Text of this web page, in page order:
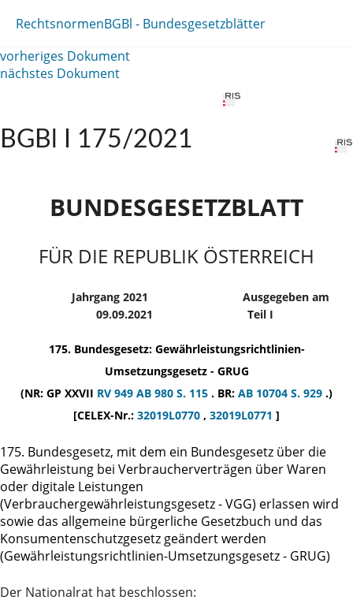
RechtsnormenBGBl - Bundesgesetzblätter
vorheriges Dokument
nächstes Dokument
BGBl I 175/2021
BUNDESGESETZBLATT
FÜR DIE REPUBLIK ÖSTERREICH
Jahrgang 2021
Ausgegeben am
09.09.2021
Teil I
175. Bundesgesetz: Gewährleistungsrichtlinien-
Umsetzungsgesetz - GRUG
(NR: GP XXVII RV 949 AB 980 S. 115 . BR: AB 10704 S. 929 .)
[CELEX-Nr.: 32019L0770 , 32019L0771 ]
175. Bundesgesetz, mit dem ein Bundesgesetz über die
Gewährleistung bei Verbraucherverträgen über Waren
oder digitale Leistungen
(Verbrauchergewährleistungsgesetz - VGG) erlassen wird
sowie das allgemeine bürgerliche Gesetzbuch und das
Konsumentenschutzgesetz geändert werden
(Gewährleistungsrichtlinien-Umsetzungsgesetz - GRUG)
Der Nationalrat hat beschlossen: